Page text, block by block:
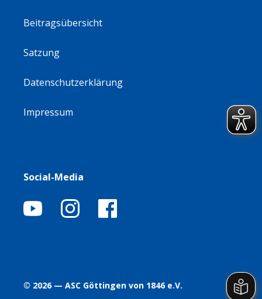
Beitragsübersicht
Satzung
Datenschutzerklärung
Impressum
Social-Media
© 2026 — ASC Göttingen von 1846 e.V.